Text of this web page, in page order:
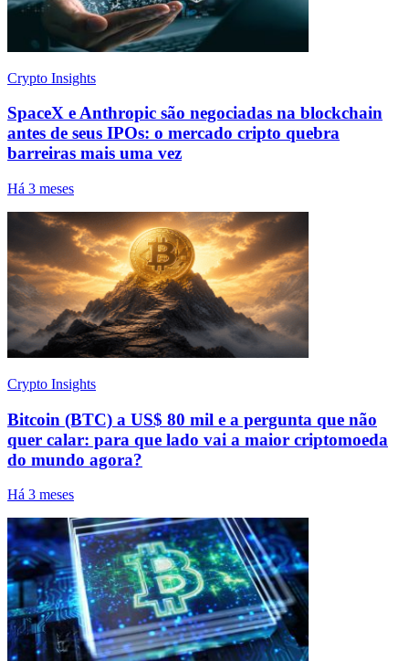
Crypto Insights
SpaceX e Anthropic são negociadas na blockchain
antes de seus IPOs: o mercado cripto quebra
barreiras mais uma vez
Há 3 meses
Crypto Insights
Bitcoin (BTC) a US$ 80 mil e a pergunta que não
quer calar: para que lado vai a maior criptomoeda
do mundo agora?
Há 3 meses